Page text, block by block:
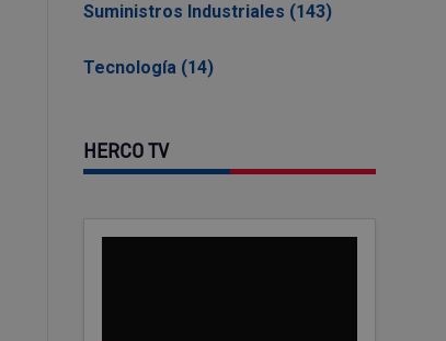
Suministros Industriales (143)
Tecnología (14)
HERCO TV